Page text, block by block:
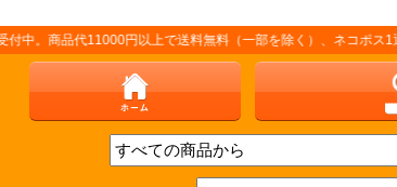
代11000円以上で送料無料（一部を除く）、ネコポス1通250円